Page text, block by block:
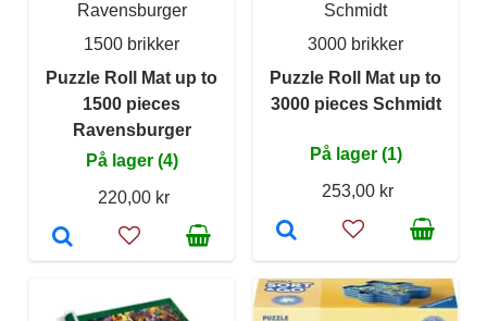
Ravensburger
1500 brikker
Puzzle Roll Mat up to
1500 pieces
Ravensburger
På lager (4)
220,00 kr
Schmidt
3000 brikker
Puzzle Roll Mat up to
3000 pieces Schmidt
På lager (1)
253,00 kr